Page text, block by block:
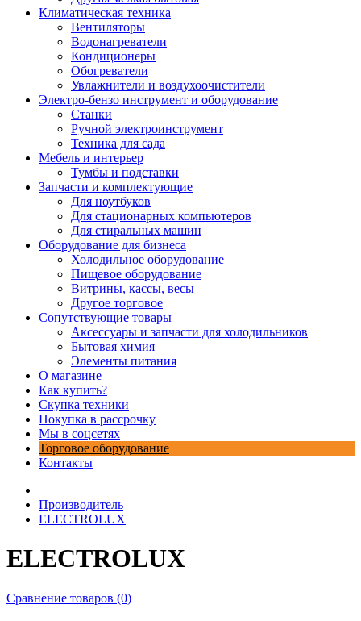
Климатическая техника
Вентиляторы
Водонагреватели
Кондиционеры
Обогреватели
Увлажнители и воздухоочистители
Электро-бензо инструмент и оборудование
Станки
Ручной электроинструмент
Техника для сада
Мебель и интерьер
Тумбы и подставки
Запчасти и комплектующие
Для ноутбуков
Для стационарных компьютеров
Для стиральных машин
Оборудование для бизнеса
Холодильное оборудование
Пищевое оборудование
Витрины, кассы, весы
Другое торговое
Сопутствующие товары
Аксессуары и запчасти для холодильников
Бытовая химия
Элементы питания
О магазине
Как купить?
Скупка техники
Покупка в рассрочку
Мы в соцсетях
Торговое оборудование
Контакты
Производитель
ELECTROLUX
ELECTROLUX
Сравнение товаров (0)